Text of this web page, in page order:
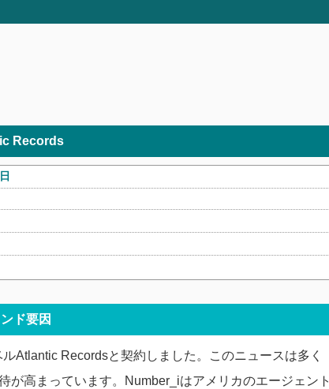
Records
ンド要因
Atlantic Recordsと契約しました。このニュースは多く
高まっています。Number_iはアメリカのエージェント